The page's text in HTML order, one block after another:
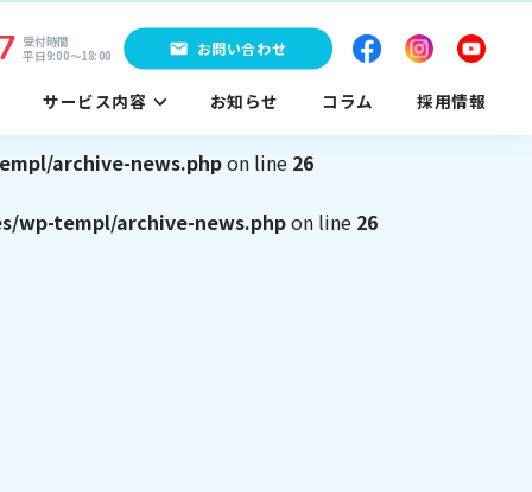
archive-news.phpon line
wp-templ/archive-news.php on line25
archive-news.phpon line 26
wp-templ/archive-news.phpon line 26
受付時間
平日9:00〜18:00
お問い合わせ
サービス内容 お知らせ コラム 採用情報